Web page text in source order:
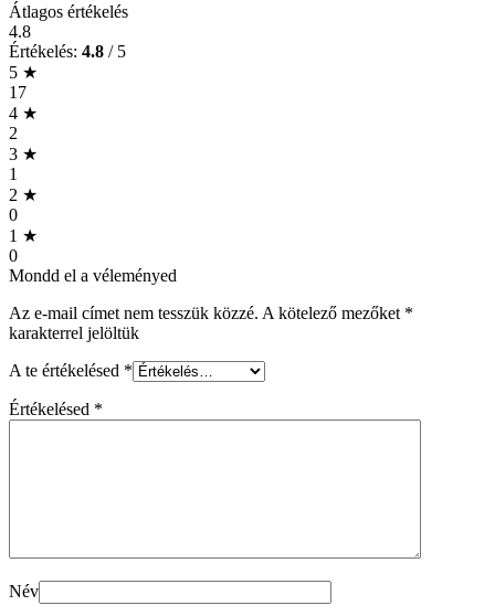
Átlagos értékelés
4.8
Értékelés: 4.8 / 5
5 ★
17
4 ★
2
3 ★
1
2 ★
0
1 ★
0
Mondd el a véleményed
Az e-mail címet nem tesszük közzé. A kötelező mezőket *
karakterrel jelöltük
A te értékelésed *
Értékelésed *
Név